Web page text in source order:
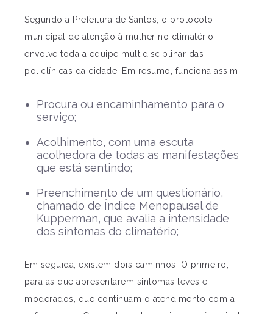
Segundo a Prefeitura de Santos, o protocolo
municipal de atenção à mulher no climatério
envolve toda a equipe multidisciplinar das
policlínicas da cidade. Em resumo, funciona assim:
Procura ou encaminhamento para o
serviço;
Acolhimento, com uma escuta
acolhedora de todas as manifestações
que está sentindo;
Preenchimento de um questionário,
chamado de Índice Menopausal de
Kupperman, que avalia a intensidade
dos sintomas do climatério;
Em seguida, existem dois caminhos. O primeiro,
para as que apresentarem sintomas leves e
moderados, que continuam o atendimento com a